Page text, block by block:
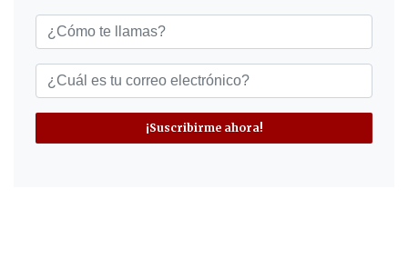
¡Suscribirme ahora!